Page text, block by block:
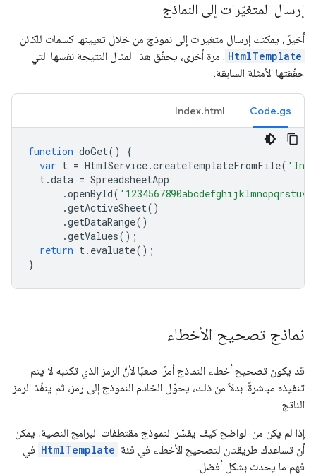
إرسال المتغيّرات إلى النماذج
أخيرًا، يمكنك إرسال متغيرات إلى نموذج من خلال تعيينها كسمات للكائن
HtmlTemplate . مرة أخرى، يحقّق هذا المثال النتيجة نفسها التي
حقّقتها الأمثلة السابقة.
Code.gs
Index.html
function doGet()
{
var t = HtmlService.createTemplateFromFile(
t.data = SpreadsheetApp
.openById(
.getActiveSheet()
.getDataRange()
.getValues();
return t. evaluate();
}
نماذج تصحيح الأخطاء
قد يكون تصحيح أخطاء النماذج أمرًا صعبًا لأنّ الرمز الذي تكتبه لا يتم
تنفيذه مباشرةً. بدلاً من ذلك، يحوّل الخادم النموذج إلى رمز، ثم ينفّذ الرمز
الناتج.
إذا لم يكن من الواضح كيف يفسّر النموذج مقتطفات البرامج النصية، يمكن
أن تساعدك طريقتان لتصحيح الأخطاء في فئة HtmlTemplate في
فهم ما يحدث بشكل أفضل.